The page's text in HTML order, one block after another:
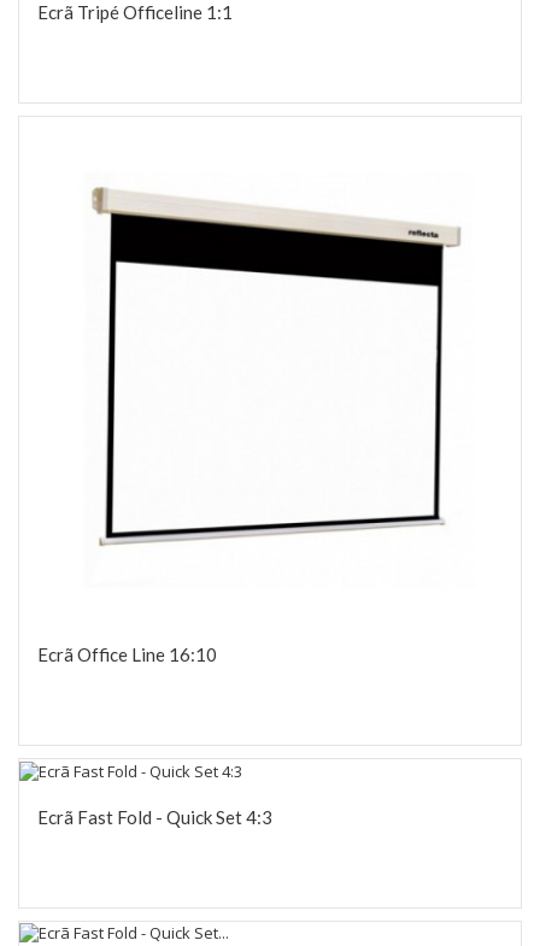
Ecrã Tripé Officeline 1:1
Ecrã Office Line 16:10
Ecrã Fast Fold - Quick Set 4:3